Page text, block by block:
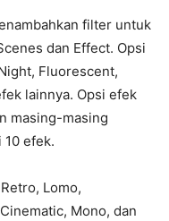
filter untuk
dan Effect. Opsi
Fluorescent,
lainnya. Opsi efek
masing-masing
efek.
Lomo,
Mono, dan